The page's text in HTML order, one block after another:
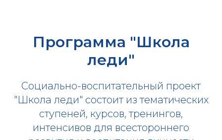
Программа "Школа
леди"
Социально-воспитательный проект
"Школа леди" состоит из тематических
ступеней, курсов, тренингов,
интенсивов для всестороннего